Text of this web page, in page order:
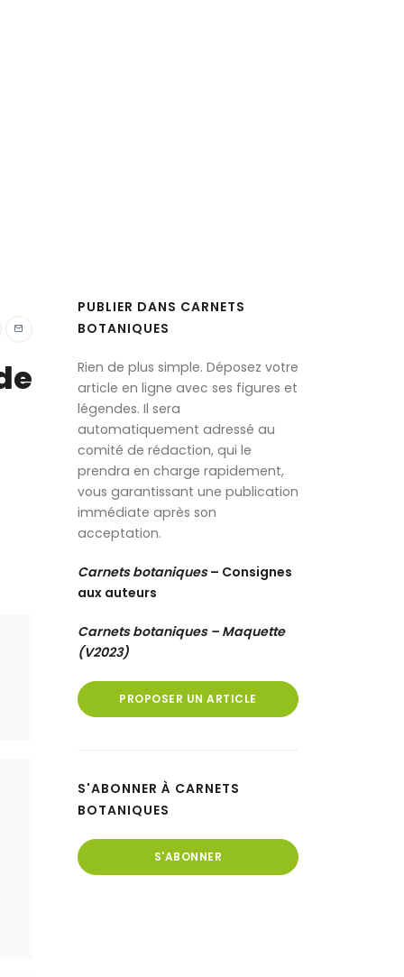
PUBLIER DANS CARNETS
BOTANIQUES
Rien de plus simple. Déposez votre
article en ligne avec ses figures et
légendes. Il sera
automatiquement adressé au
comité de rédaction, qui le
prendra en charge rapidement,
vous garantissant une publication
immédiate après son
acceptation.
Carnets botaniques– Consignes
aux auteurs
Carnets botaniques – Maquette
(V2023)
PROPOSER UN ARTICLE
S'ABONNER À CARNETS
BOTANIQUES
S'ABONNER